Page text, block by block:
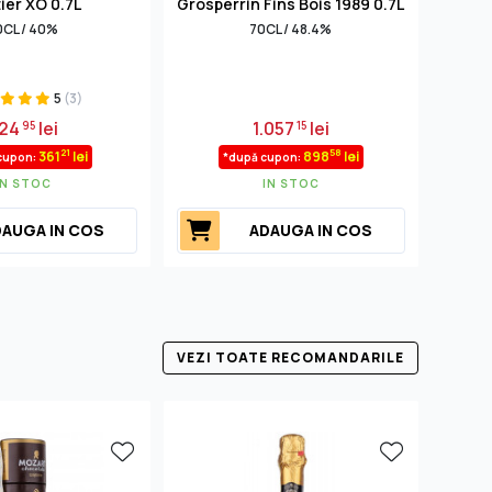
/ 40%
5 (3)
95 lei
36121 lei
STOC
IN COS
70CL / 48.4%
1.05715lei
*după cupon: 89858 lei
IN STOC
ADAUGA IN COS
VEZI TOATE RECOMANDARILE